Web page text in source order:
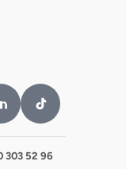
303 52 96